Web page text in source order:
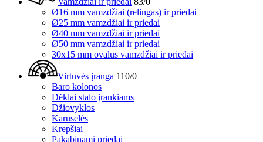
Ø16 mm vamzdžiai (relingas) ir priedai
Ø25 mm vamzdžiai ir priedai
Ø40 mm vamzdžiai ir priedai
Ø50 mm vamzdžiai ir priedai
30x15 mm ovalūs vamzdžiai ir priedai
Virtuvės įranga 110/0
Baro kolonos
Dėklai stalo įrankiams
Džiovyklos
Karuselės
Krepšiai
Pakabinami priedai